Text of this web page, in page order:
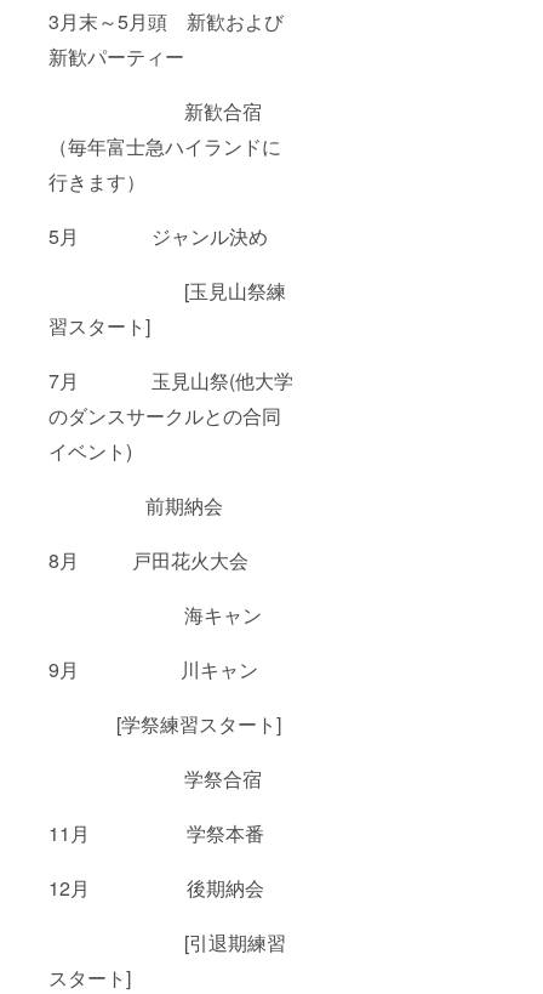
3月末～5月頭 新歓および
新歓パーティー
新歓合宿
（毎年富士急ハイランドに
行きます）
5月 ジャンル決め
[玉見山祭練
習スタート]
7月 玉見山祭(他大学
のダンスサークルとの合同
イベント)
前期納会
8月 戸田花火大会
海キャン
9月 川キャン
[学祭練習スタート]
学祭合宿
11月 学祭本番
12月 後期納会
[引退期練習
スタート]